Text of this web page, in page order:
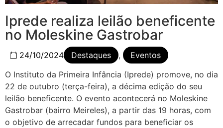
Iprede realiza leilão beneficente
no Moleskine Gastrobar
24/10/2024 Destaques ,
Eventos
O Instituto da Primeira Infância (Iprede) promove, no dia
22 de outubro (terça-feira), a décima edição do seu
leilão beneficente. O evento acontecerá no Moleskine
Gastrobar (bairro Meireles), a partir das 19 horas, com
o objetivo de arrecadar fundos para beneficiar os